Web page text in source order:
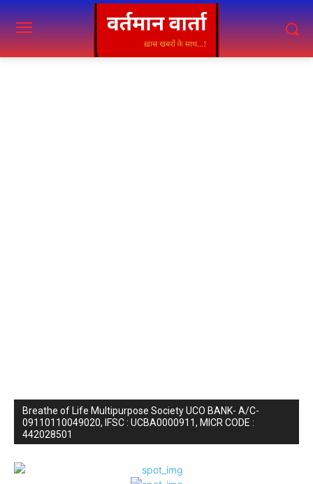
Breathe of Life Multipurpose Society UCO BANK- A/C-
09110110049020, IFSC : UCBA0000911, MICR CODE :
442028501